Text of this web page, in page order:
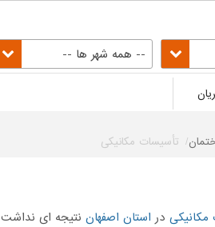
-- همه شهر ها --
تأسیسات مکانیکی
مکانیکی در استان اصفهان نتیجه ای نداشت